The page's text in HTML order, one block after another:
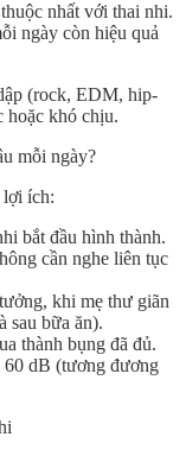
nhất với thai nhi.
ngày còn hiệu quả
(rock, EDM, hip-
hoặc khó chịu.
mỗi ngày?
ích:
bắt đầu hình thành.
cần nghe liên tục
khi mẹ thư giãn
sau bữa ăn).
thành bụng đã đủ.
dB (tương đương